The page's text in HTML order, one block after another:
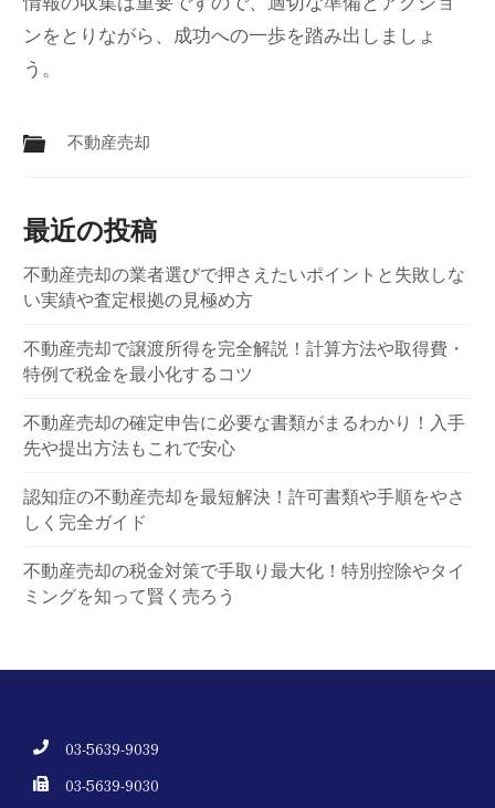
ンをとりながら、成功への一歩を踏み出しましょ
う。
不動産売却
最近の投稿
不動産売却の業者選びで押さえたいポイントと失敗しな
い実績や査定根拠の見極め方
不動産売却で譲渡所得を完全解説！計算方法や取得費・
特例で税金を最小化するコツ
不動産売却の確定申告に必要な書類がまるわかり！入手
先や提出方法もこれで安心
認知症の不動産売却を最短解決！許可書類や手順をやさ
しく完全ガイド
不動産売却の税金対策で手取り最大化！特別控除やタイ
ミングを知って賢く売ろう
03-5639-9039
03-5639-9030